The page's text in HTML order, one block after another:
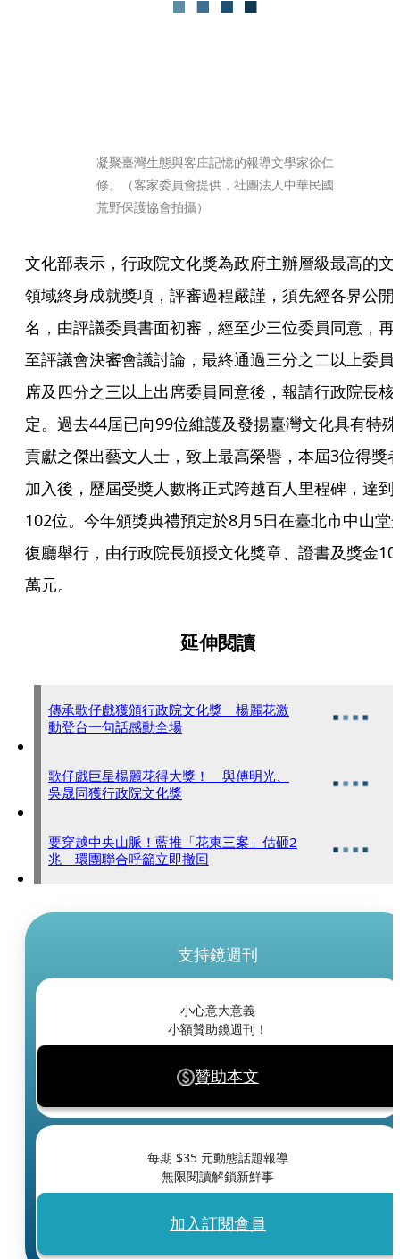
凝聚臺灣生態與客庄記憶的報導文學家徐仁
修。（客家委員會提供，社團法人中華民國
荒野保護協會拍攝）
文化部表示，行政院文化獎為政府主辦層級最高的文
領域終身成就獎項，評審過程嚴謹，須先經各界公開
名，由評議委員書面初審，經至少三位委員同意，再
至評議會決審會議討論，最終通過三分之二以上委員
席及四分之三以上出席委員同意後，報請行政院長核
定。過去44屆已向99位維護及發揚臺灣文化具有特殊
貢獻之傑出藝文人士，致上最高榮譽，本屆3位得獎
加入後，歷屆受獎人數將正式跨越百人里程碑，達到
102位。今年頒獎典禮預定於8月5日在臺北市中山堂
復廳舉行，由行政院長頒授文化獎章、證書及獎金
萬元。
延伸閱讀
傳承歌仔戲獲頒行政院文化獎 楊麗花激
動登台一句話感動全場
歌仔戲巨星楊麗花得大獎！ 與傅明光、
吳晟同獲行政院文化獎
要穿越中央山脈！藍推「花東三案」估砸2
兆 環團聯合呼籲立即撤回
支持鏡週刊
小心意大意義
小額贊助鏡週刊！
贊助本文
每期 $35 元動態話題報導
無限閱讀解鎖新鮮事
加入訂閱會員